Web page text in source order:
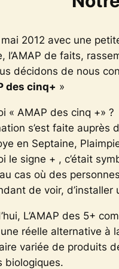
2012 avec une
l’AMAP de faits,
décidons de nous
des cinq+ »
« AMAP des cinq +» ?
s’est faite
en Septaine,
le signe + , c’était
au cas où des
de voir, d’installer
L’AMAP des 5+
réelle alternative à
variée de produits
biologiques.